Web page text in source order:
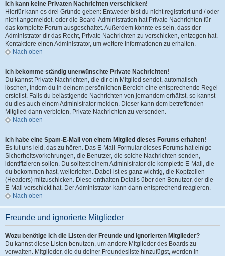
Ich kann keine Privaten Nachrichten verschicken!
Hierfür kann es drei Gründe geben: Entweder bist du nicht registriert und / oder
nicht angemeldet, oder die Board-Administration hat Private Nachrichten für
das komplette Forum ausgeschaltet. Außerdem könnte es sein, dass der
Administrator dir das Recht, Private Nachrichten zu verschicken, entzogen hat.
Kontaktiere einen Administrator, um weitere Informationen zu erhalten.
Nach oben
Ich bekomme ständig unerwünschte Private Nachrichten!
Du kannst Private Nachrichten, die dir ein Mitglied sendet, automatisch
löschen, indem du in deinem persönlichen Bereich eine entsprechende Regel
erstellst. Falls du belästigende Nachrichten von jemandem erhältst, so kannst
du dies auch einem Administrator melden. Dieser kann dem betreffenden
Mitglied dann verbieten, Private Nachrichten zu versenden.
Nach oben
Ich habe eine Spam-E-Mail von einem Mitglied dieses Forums erhalten!
Es tut uns leid, das zu hören. Das E-Mail-Formular dieses Forums hat einige
Sicherheitsvorkehrungen, die Benutzer, die solche Nachrichten senden,
identifizieren sollen. Du solltest einem Administrator die komplette E-Mail, die
du bekommen hast, weiterleiten. Dabei ist es ganz wichtig, die Kopfzeilen
(Headers) mitzuschicken. Diese enthalten Details über den Benutzer, der die
E-Mail verschickt hat. Der Administrator kann dann entsprechend reagieren.
Nach oben
Freunde und ignorierte Mitglieder
Wozu benötige ich die Listen der Freunde und ignorierten Mitglieder?
Du kannst diese Listen benutzen, um andere Mitglieder des Boards zu
verwalten. Mitglieder, die du deiner Freundesliste hinzufügst, werden in